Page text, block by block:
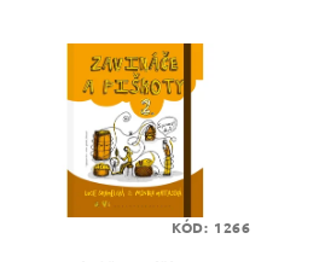
KÓD: 1266